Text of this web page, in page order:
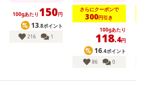
100gあたり 150円
13.8ポイント
216
1
さらにクーポンで
300円引き
100gあたり
118.4円
16.4ポイント
86
0